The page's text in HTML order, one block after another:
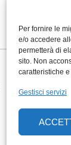
Per fornire le
e/o accedere
permetterà di
sito. Non
caratteristiche
Gestisci servizi